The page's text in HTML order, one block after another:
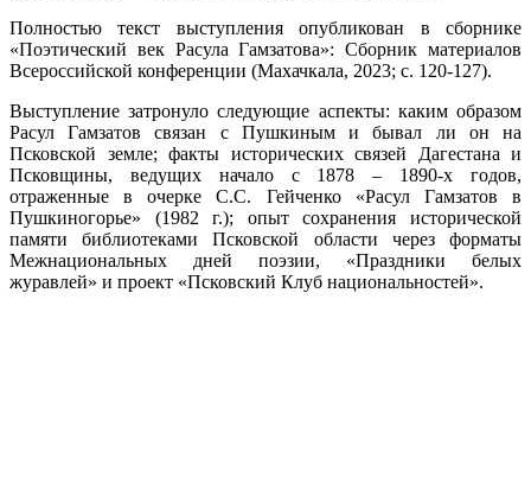
Полностью текст выступления опубликован в сборнике
«Поэтический век Расула Гамзатова»: Сборник материалов
Всероссийской конференции (Махачкала, 2023; с. 120-127).
Выступление затронуло следующие аспекты: каким образом
Расул Гамзатов связан с Пушкиным и бывал ли он на
Псковской земле; факты исторических связей Дагестана и
Псковщины, ведущих начало с 1878 – 1890-х годов,
отраженные в очерке С.С. Гейченко «Расул Гамзатов в
Пушкиногорье» (1982 г.); опыт сохранения исторической
памяти библиотеками Псковской области через форматы
Межнациональных дней поэзии, «Праздники белых
журавлей» и проект «Псковский Клуб национальностей».